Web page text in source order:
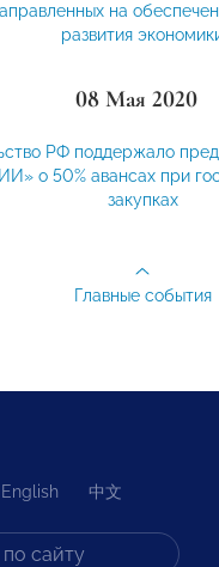
на
развития
08 Мая 2020
РФ поддержало
о 50% авансах при
закупках
Главные события
English 中文